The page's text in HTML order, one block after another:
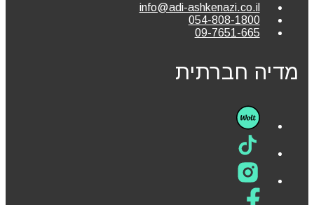
info@adi-ashkenazi.co.il
054-808-1800
09-7651-665
מדיה חברתית